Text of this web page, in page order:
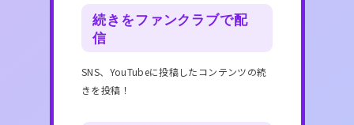
続きをファンクラブで配
信
SNS、YouTubeに投稿したコンテンツの続
きを投稿！